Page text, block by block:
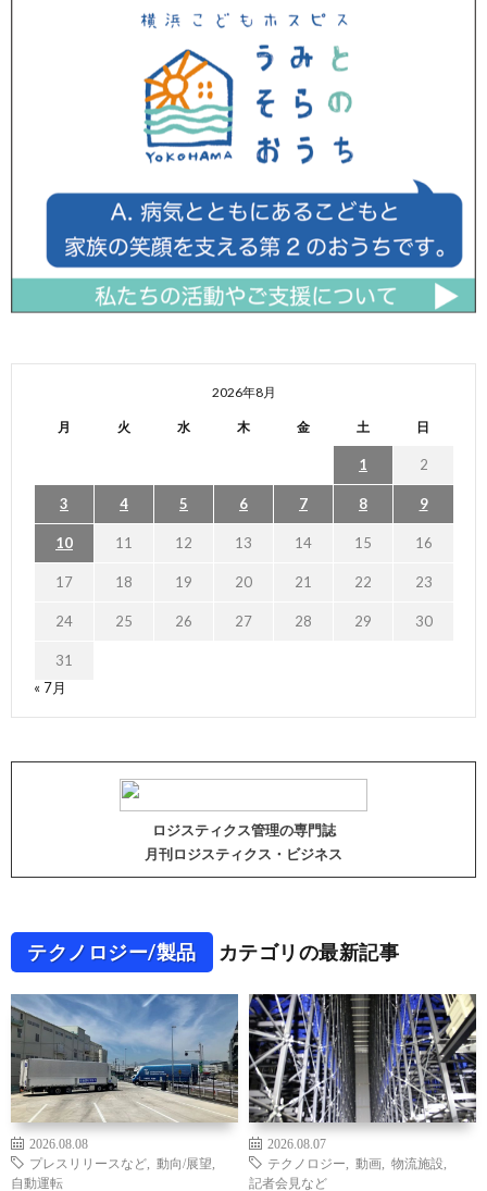
2026年8月
月 火 水 木 金 土 日
1 2
3 4 5 6 7 8 9
10 11 12 13 14 15 16
17 18 19 20 21 22 23
24 25 26 27 28 29 30
31
« 7月
ロジスティクス管理の専門誌
月刊ロジスティクス・ビジネス
テクノロジー/製品 カテゴリの最新記事
2026.08.08
プレスリリースなど
動向/展望
自動運転
2026.08.07
テクノロジー
動画 物流施設
記者会見など